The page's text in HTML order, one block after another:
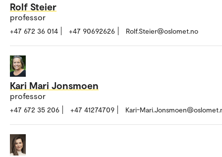
Rolf Steier
professor
+47 672 36 014 +47 90692626 Rolf.Steier@oslomet.no
Kari Mari Jonsmoen
professor
+47 672 35 206 +47 41274709 Kari-